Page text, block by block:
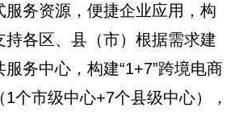
服务资源，便捷企业应用，构
持各区、县（市）根据需求建
务中心，构建“1+7”跨境电商
个市级中心+7个县级中心），